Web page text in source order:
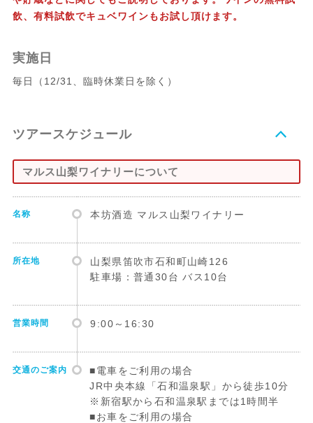
飲、有料試飲でキュベワインもお試し頂けます。
実施日
毎日（12/31、臨時休業日を除く）
ツアースケジュール
マルス山梨ワイナリーについて
名称 本坊酒造 マルス山梨ワイナリー
所在地
山梨県笛吹市石和町山崎126
駐車場：普通30台 バス10台
営業時間 9:00～16:30
交通のご案内
■電車をご利用の場合
JR中央本線「石和温泉駅」から徒歩10分
※新宿駅から石和温泉駅までは1時間半
■お車をご利用の場合